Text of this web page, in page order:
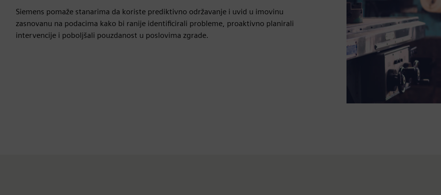
Siemens pomaže stanarima da koriste prediktivno održavanje i uvid u imovinu
zasnovanu na podacima kako bi ranije identificirali probleme, proaktivno planirali
intervencije i poboljšali pouzdanost u poslovima zgrade.